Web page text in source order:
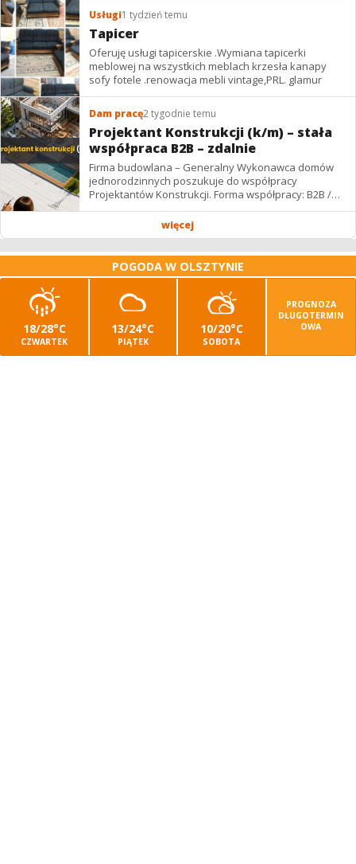
Usługi1 tydzień temu
Tapicer
Oferuję usługi tapicerskie .Wymiana tapicerki
meblowej na wszystkich meblach krzesła kanapy
sofy fotele .renowacja mebli vintage,PRL. glamur
Dam pracę2 tygodnie temu
Projektant Konstrukcji (k/m) – stała
współpraca B2B – zdalnie
Firma budowlana – Generalny Wykonawca domów
jednorodzinnych poszukuje do współpracy
Projektantów Konstrukcji. Forma współpracy: B2B /
podwykonawstwo – zdalnie. Wynagrodzenie: ✔
więcej
POGODA W OLSZTYNIE
18/28°C
CZWARTEK
13/24°C
PIĄTEK
10/20°C
SOBOTA
PROGNOZA
DŁUGOTERMIN
OWA